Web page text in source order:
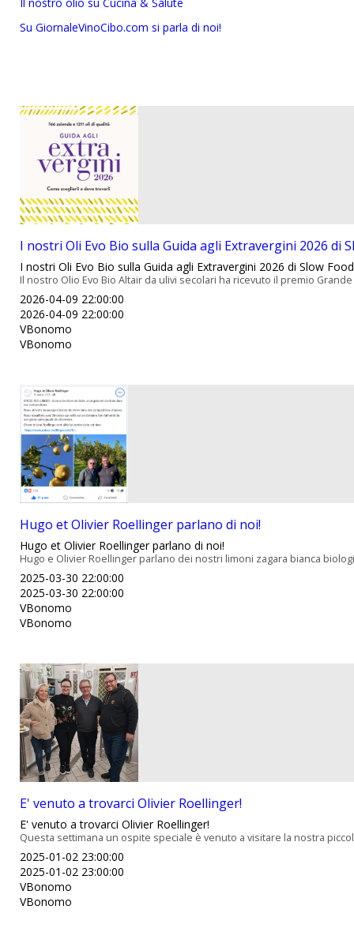
Su GiornaleVinoCibo.com si parla di noi!
I nostri Oli Evo Bio sulla Guida agli Extravergini 2026 di
I nostri Oli Evo Bio sulla Guida agli Extravergini 2026 di Slow
Il nostro Olio Evo Bio Altair da ulivi secolari ha ricevuto il premio
2026-04-09 22:00:00
2026-04-09 22:00:00
VBonomo
VBonomo
Hugo et Olivier Roellinger parlano di noi!
Hugo et Olivier Roellinger parlano di noi!
Hugo e Olivier Roellinger parlano dei nostri limoni zagara bianca
2025-03-30 22:00:00
2025-03-30 22:00:00
VBonomo
VBonomo
E' venuto a trovarci Olivier Roellinger!
E' venuto a trovarci Olivier Roellinger!
Questa settimana un ospite speciale è venuto a visitare la nostra
2025-01-02 23:00:00
2025-01-02 23:00:00
VBonomo
VBonomo